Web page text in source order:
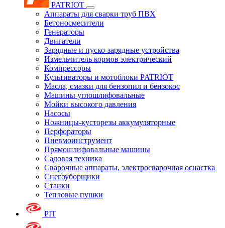
PATRIOT
Аппараты для сварки труб ПВХ
Бетоносмесители
Генераторы
Двигатели
Зарядные и пуско-зарядные устройства
Измельчитель кормов электрический
Компрессоры
Культиваторы и мотоблоки PATRIOT
Масла, смазки для бензопил и бензокос
Машины углошлифовальные
Мойки высокого давления
Насосы
Ножницы-кусторезы аккумуляторные
Перфораторы
Пневмоинструмент
Прямошлифовальные машины
Садовая техника
Сварочные аппараты, электросварочная оснастка
Снегоуборщики
Станки
Тепловые пушки
PIT